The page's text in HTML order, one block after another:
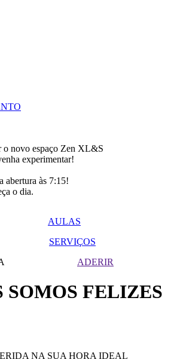
o novo espaço Zen XL&S
experimentar!
abertura às 7:15!
o dia.
AULAS
SERVIÇOS
ADERIR
SOMOS FELIZES
NA SUA HORA IDEAL